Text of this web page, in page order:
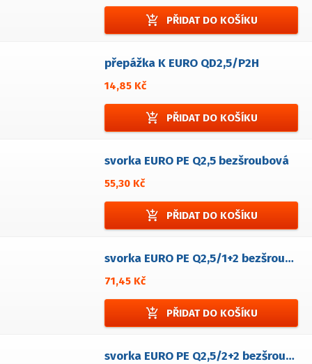
add_shopping_cart PŘIDAT DO KOŠÍKU
přepážka K EURO QD2,5/P2H
14,85 Kč
add_shopping_cart PŘIDAT DO KOŠÍKU
svorka EURO PE Q2,5 bezšroubová
55,30 Kč
add_shopping_cart PŘIDAT DO KOŠÍKU
svorka EURO PE Q2,5/1+2 bezšroubová
71,45 Kč
add_shopping_cart PŘIDAT DO KOŠÍKU
svorka EURO PE Q2,5/2+2 bezšroubová